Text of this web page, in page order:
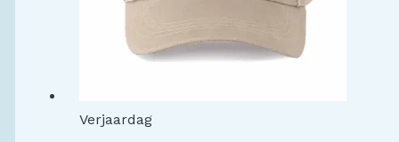
Verjaardag